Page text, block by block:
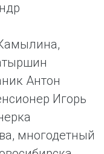
Антон
Игорь
многодетный